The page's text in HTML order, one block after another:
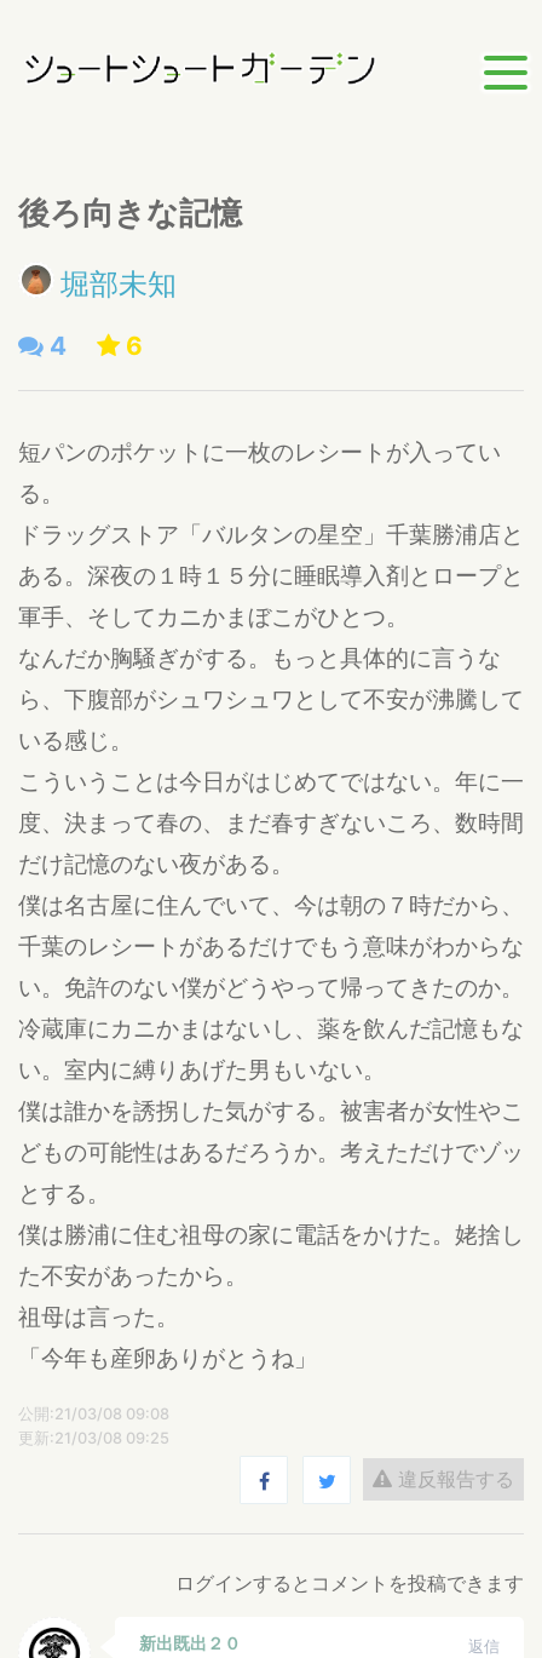
後ろ向きな記憶
堀部未知
4 6
短パンのポケットに一枚のレシートが入ってい
る。
ドラッグストア「バルタンの星空」千葉勝浦店と
ある。深夜の１時１５分に睡眠導入剤とロープと
軍手、そしてカニかまぼこがひとつ。
なんだか胸騒ぎがする。もっと具体的に言うな
ら、下腹部がシュワシュワとして不安が沸騰して
いる感じ。
こういうことは今日がはじめてではない。年に一
度、決まって春の、まだ春すぎないころ、数時間
だけ記憶のない夜がある。
僕は名古屋に住んでいて、今は朝の７時だから、
千葉のレシートがあるだけでもう意味がわからな
い。免許のない僕がどうやって帰ってきたのか。
冷蔵庫にカニかまはないし、薬を飲んだ記憶もな
い。室内に縛りあげた男もいない。
僕は誰かを誘拐した気がする。被害者が女性やこ
どもの可能性はあるだろうか。考えただけでゾッ
とする。
僕は勝浦に住む祖母の家に電話をかけた。姥捨し
た不安があったから。
祖母は言った。
「今年も産卵ありがとうね」
公開:21/03/08 09:08
更新:21/03/08 09:25
違反報告する
ログインするとコメントを投稿できます
新出既出２０
返信